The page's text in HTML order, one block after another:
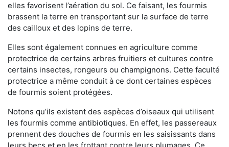
elles favorisent l’aération du sol. Ce faisant, les fourmis
brassent la terre en transportant sur la surface de terre
des cailloux et des lopins de terre.
Elles sont également connues en agriculture comme
protectrice de certains arbres fruitiers et cultures contre
certains insectes, rongeurs ou champignons. Cette faculté
protectrice a même conduit à ce dont certaines espèces
de fourmis soient protégées.
Notons qu’ils existent des espèces d’oiseaux qui utilisent
les fourmis comme antibiotiques. En effet, les passereaux
prennent des douches de fourmis en les saisissants dans